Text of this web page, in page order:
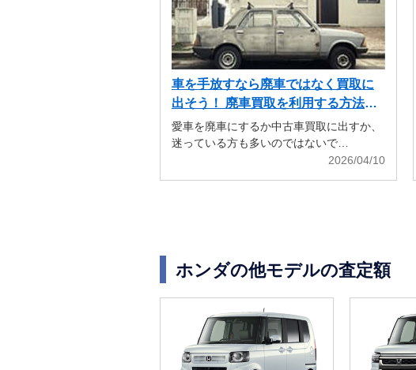
車を手放すなら廃車ではなく買取に
出そう！ 廃車買取を利用する方法も
解説
愛車を廃車にするか中古車買取に出すか、
迷っている方も多いのではないで…
2026/04/10
ホンダの他モデルの査定額